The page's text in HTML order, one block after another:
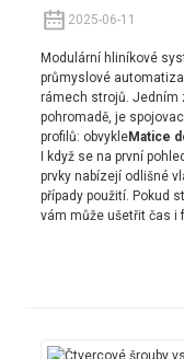
2025-06-11
Modulární hliníkové
průmyslové
rámech strojů. Jedním
pohromadě, je
profilů: obvykleMatice
I když se na první
prvky nabízejí odlišné
případy použití. Pokud
vám může ušetřit čas i